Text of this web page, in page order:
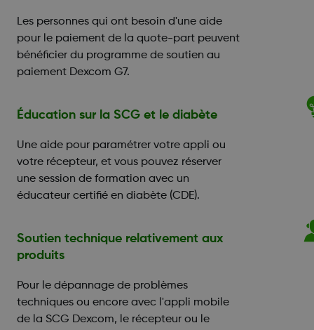
Les personnes qui ont besoin d'une aide
pour le paiement de la quote-part peuvent
bénéficier du programme de soutien au
paiement Dexcom G7.
Éducation sur la SCG et le diabète
Une aide pour paramétrer votre appli ou
votre récepteur, et vous pouvez réserver
une session de formation avec un
éducateur certifié en diabète (CDE).
Soutien technique relativement aux
produits
Pour le dépannage de problèmes
techniques ou encore avec l'appli mobile
de la SCG Dexcom, le récepteur ou le